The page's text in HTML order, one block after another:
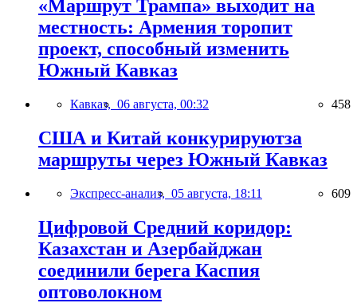
«Маршрут Трампа» выходит на
местность: Армения торопит
проект, способный изменить
Южный Кавказ
Кавказ, 06 августа, 00:32 458
США и Китай конкурируютза
маршруты через Южный Кавказ
Экспресс-анализ, 05 августа, 18:11 609
Цифровой Средний коридор:
Казахстан и Азербайджан
соединили берега Каспия
оптоволокном